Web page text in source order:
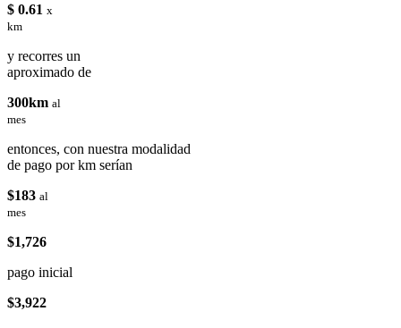
$ 0.61 x
km
y recorres un
aproximado de
300km al
mes
entonces, con nuestra modalidad
de pago por km serían
$183 al
mes
$1,726
pago inicial
$3,922